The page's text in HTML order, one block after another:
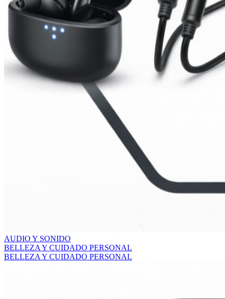
AUDIO Y SONIDO
BELLEZA Y CUIDADO PERSONAL
BELLEZA Y CUIDADO PERSONAL